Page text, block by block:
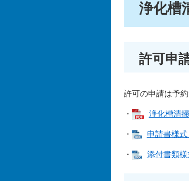
浄化槽
許可申
許可の申請は予
・ 浄化槽清
・ 申請書様
・ 添付書類